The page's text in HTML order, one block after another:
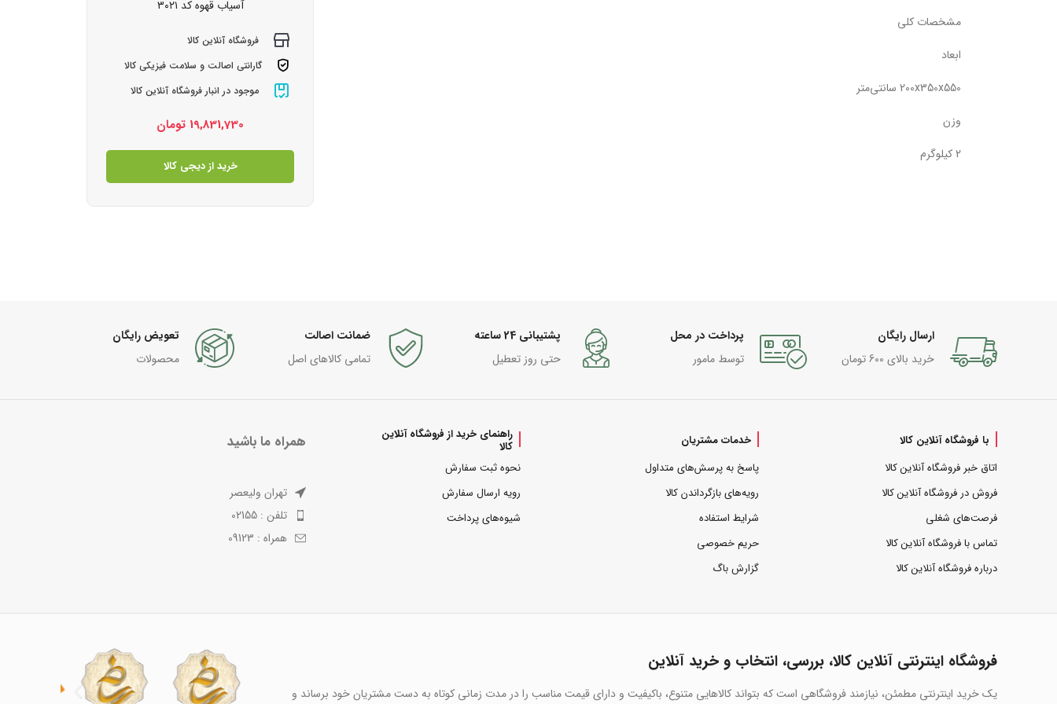
مشخصات کلی
ابعاد
200x350x550 سانتی‌متر
وزن
2 کیلوگرم
آسیاب قهوه کد ۳۰۲۱
فروشگاه آنلاین کالا
گارانتی اصالت و سلامت فیزیکی کالا
موجود در انبار فروشگاه آنلاین کالا
19,831,730 تومان
خرید از دیجی کالا
ارسال رایگان
خرید بالای 600 تومان
پرداخت در محل
توسط مامور
پشتیبانی 24 ساعته
حتی روز تعطیل
ضمانت اصالت
تمامی کالاهای اصل
تعویض رایگان
محصولات
با فروشگاه آنلاین کالا
اتاق خبر فروشگاه آنلاین کالا
فروش در فروشگاه آنلاین کالا
فرصت‌های شغلی
تماس با فروشگاه آنلاین کالا
درباره فروشگاه آنلاین کالا
خدمات مشتریان
پاسخ به پرسش‌های متداول
رویه‌های بازگرداندن کالا
شرایط استفاده
حریم خصوصی
گزارش باگ
راهنمای خرید از فروشگاه آنلاین
کالا
نحوه ثبت سفارش
رویه ارسال سفارش
شیوه‌های پرداخت
همراه ما باشید
تهران ولیعصر
تلفن : 02155
همراه : 09123
فروشگاه اینترنتی آنلاین کالا، بررسی، انتخاب و خرید آنلاین
یک خرید اینترنتی مطمئن، نیازمند فروشگاهی است که بتواند کالاهایی متنوع، باکیفیت و دارای قیمت مناسب را در مدت زمانی کوتاه به دست مشتریان خود برساند و